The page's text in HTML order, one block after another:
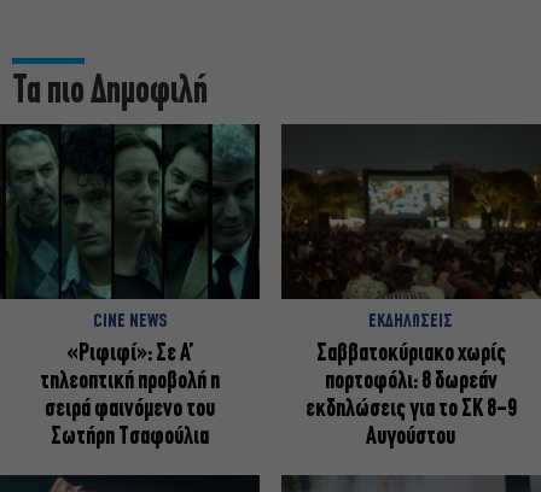
Τα πιο Δημοφιλή
CINE NEWS
«Ριφιφί»: Σε Α’
τηλεοπτική προβολή η
σειρά φαινόμενο του
Σωτήρη Τσαφούλια
ΕΚΔΗΛΩΣΕΙΣ
Σαββατοκύριακο χωρίς
πορτοφόλι: 8 δωρεάν
εκδηλώσεις για το ΣΚ 8-9
Αυγούστου